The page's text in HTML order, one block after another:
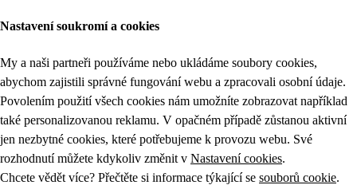
Nastavení soukromí a cookies
My a naši partneři používáme nebo ukládáme soubory cookies,
abychom zajistili správné fungování webu a zpracovali osobní údaje.
Povolením použití všech cookies nám umožníte zobrazovat například
také personalizovanou reklamu. V opačném případě zůstanou aktivní
jen nezbytné cookies, které potřebujeme k provozu webu. Své
rozhodnutí můžete kdykoliv změnit v Nastavení cookies.
Chcete vědět více? Přečtěte si informace týkající se souborů cookie.